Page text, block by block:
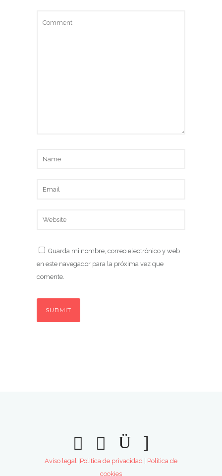
Guarda mi nombre, correo electrónico y web
en este navegador para la próxima vez que
comente.
Aviso legal |Politica de privacidad | Politica de
cookies